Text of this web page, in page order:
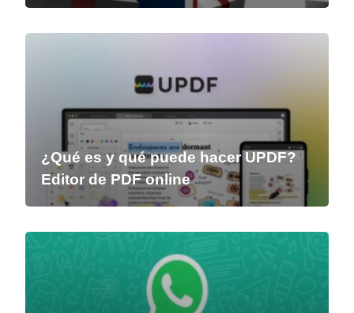
¿Qué es y qué puede hacer UPDF?
Editor de PDF online